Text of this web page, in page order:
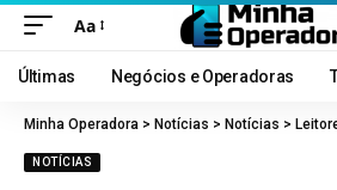
Aa
Últimas Negócios e Operadoras
Minha Operadora > Notícias > Notícias >
NOTÍCIAS